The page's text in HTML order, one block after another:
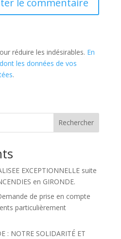
réduire les indésirables. En
les données de vos
.
Rechercher
EXCEPTIONNELLE suite
en GIRONDE.
de prise en compte
particulièrement
: NOTRE SOLIDARITÉ ET